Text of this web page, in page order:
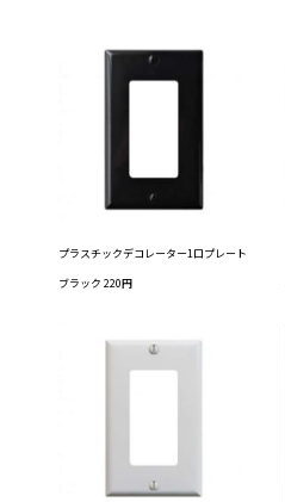
プラスチックデコレーター1口プレート
ブラック 220円